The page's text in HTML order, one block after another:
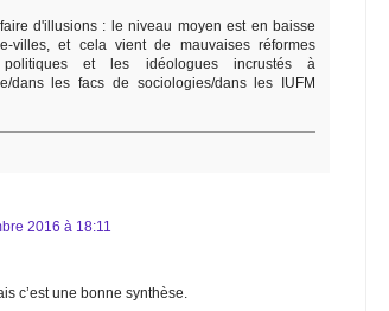
d'illusions : le niveau moyen est en baisse
villes, et cela vient de mauvaises réformes
et les idéologues incrustés à
dans les facs de sociologies/dans les IUFM
2016 à 18:11
c’est une bonne synthèse.